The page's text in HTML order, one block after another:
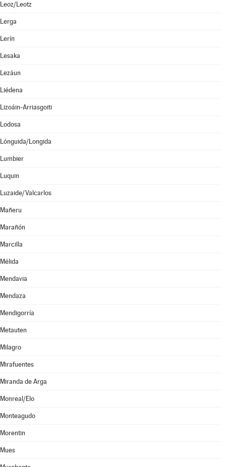
Leoz/Leotz
Lerga
Lerín
Lesaka
Lezáun
Liédena
Lizoáin-Arriasgoiti
Lodosa
Lónguida/Longida
Lumbier
Luquin
Luzaide/Valcarlos
Mañeru
Marañón
Marcilla
Mélida
Mendavia
Mendaza
Mendigorría
Metauten
Milagro
Mirafuentes
Miranda de Arga
Monreal/Elo
Monteagudo
Morentin
Mues